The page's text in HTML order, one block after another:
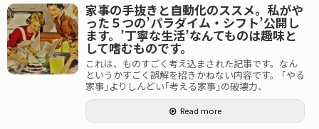
家事の手抜きと自動化のススメ。私がや
った５つの’パラダイム・シフト’公開し
ます。’丁寧な生活’なんてものは趣味と
して嗜むものです。
これは、ものすごく考え込まされた記事です。なん
というかすごく誤解を招きかねない内容です。 ｢やる
家事｣よりしんどい｢考える家事｣の破壊力、
Read more